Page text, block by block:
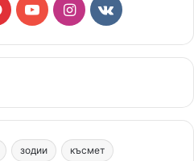
P
i
t
e
Y
o
T
u
I
n
t
a
v
k
c
зодии късмет